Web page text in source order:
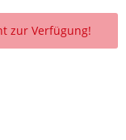
zur Verfügung!